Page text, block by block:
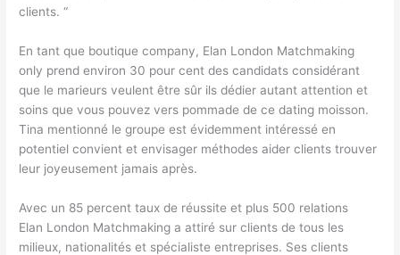
clients. “
En tant que boutique company, Elan London Matchmaking
only prend environ 30 pour cent des candidats considérant
que le marieurs veulent être sûr ils dédier autant attention et
soins que vous pouvez vers pommade de ce dating moisson.
Tina mentionné le groupe est évidemment intéressé en
potentiel convient et envisager méthodes aider clients trouver
leur joyeusement jamais après.
Avec un 85 percent taux de réussite et plus 500 relations
Elan London Matchmaking a attiré sur clients de tous les
milieux, nationalités et spécialiste entreprises. Ses clients